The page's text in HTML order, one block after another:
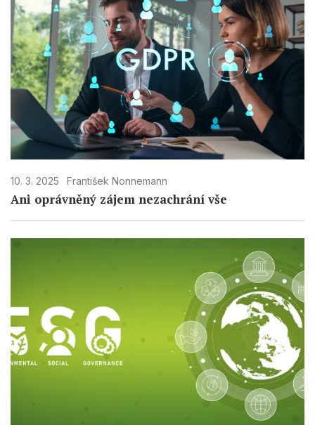
10. 3. 2025 František Nonnemann
Ani oprávněný zájem nezachrání vše